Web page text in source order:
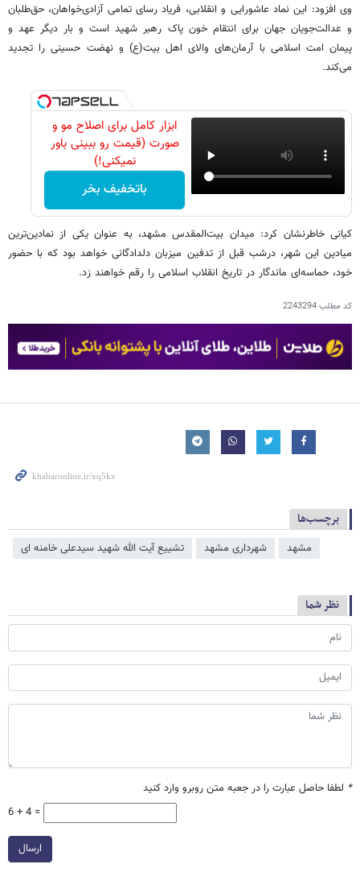
وی افزود: این نماد عاشورایی و انقلابی، فریاد رسای تمامی آزادی‌خواهان، حق‌طلبان
و عدالت‌جویان جهان برای انتقام خون پاک رهبر شهید است و بار دیگر عهد و
پیمان امت اسلامی با آرمان‌های والای اهل بیت(ع) و نهضت حسینی را تجدید
می‌کند.
ابزار کامل برای اصلاح مو و
صورت (قیمت رو ببینی باور
نمیکنی!)
باتخفیف بخر
کیانی خاطرنشان کرد: میدان بیت‌المقدس مشهد، به عنوان یکی از نمادین‌ترین
میادین این شهر، درشب قبل از تدفین میزبان دلدادگانی خواهد بود که با حضور
خود، حماسه‌ای ماندگار در تاریخ انقلاب اسلامی را رقم خواهند زد.
کد مطلب2243294
برچسب‌ها
مشهد شهرداری مشهد تشییع آیت الله شهید سیدعلی خامنه ای
نظر شما
* لطفا حاصل عبارت را در جعبه متن روبرو وارد کنید
6 + 4 =
ارسال